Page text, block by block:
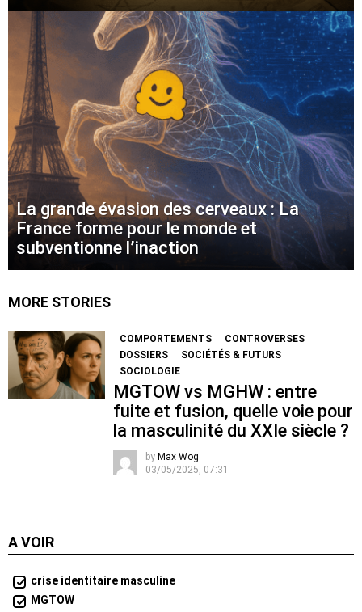
La grande évasion des cerveaux : La
France forme pour le monde et
subventionne l’inaction
MORE STORIES
COMPORTEMENTS
CONTROVERSES
DOSSIERS
SOCIÉTÉS & FUTURS
SOCIOLOGIE
MGTOW vs MGHW : entre
fuite et fusion, quelle voie pour
la masculinité du XXIe siècle ?
by Max Wog
03/05/2025, 07:31
A VOIR
crise identitaire masculine
MGTOW